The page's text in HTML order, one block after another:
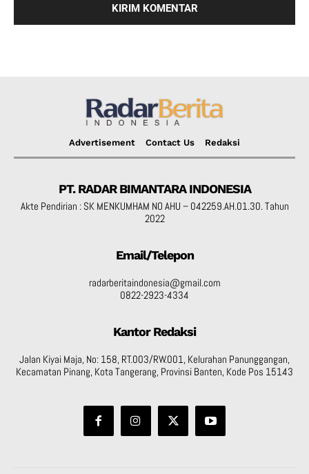
Advertisement Contact Us Redaksi
PT. RADAR BIMANTARA INDONESIA
Akte Pendirian : SK MENKUMHAM NO AHU – 042259.AH.01.30. Tahun
2022
Email/Telepon
radarberitaindonesia@gmail.com
0822-2923-4334
Kantor Redaksi
Jalan Kiyai Maja, No: 158, RT.003/RW.001, Kelurahan Panunggangan,
Kecamatan Pinang, Kota Tangerang, Provinsi Banten, Kode Pos 15143